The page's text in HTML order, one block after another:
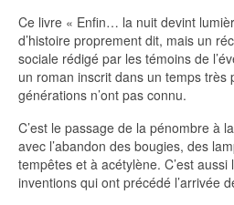
Ce livre « Enfin… la nuit devint
d’histoire proprement dit, mais un
sociale rédigé par les témoins de
un roman inscrit dans un temps très
générations n’ont pas connu.
C’est le passage de la pénombre à
avec l’abandon des bougies, des
tempêtes et à acétylène. C’est
inventions qui ont précédé l’arrivée